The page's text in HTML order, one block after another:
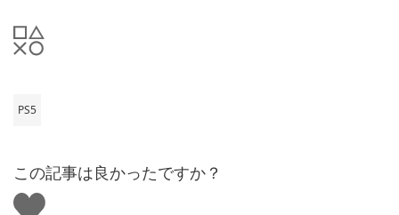
PS5
この記事は良かったですか？
い